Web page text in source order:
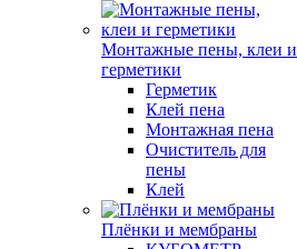
Монтажные пены, клеи и
герметики
Герметик
Клей пена
Монтажная пена
Очиститель для
пены
Клей
Плёнки и мембраны